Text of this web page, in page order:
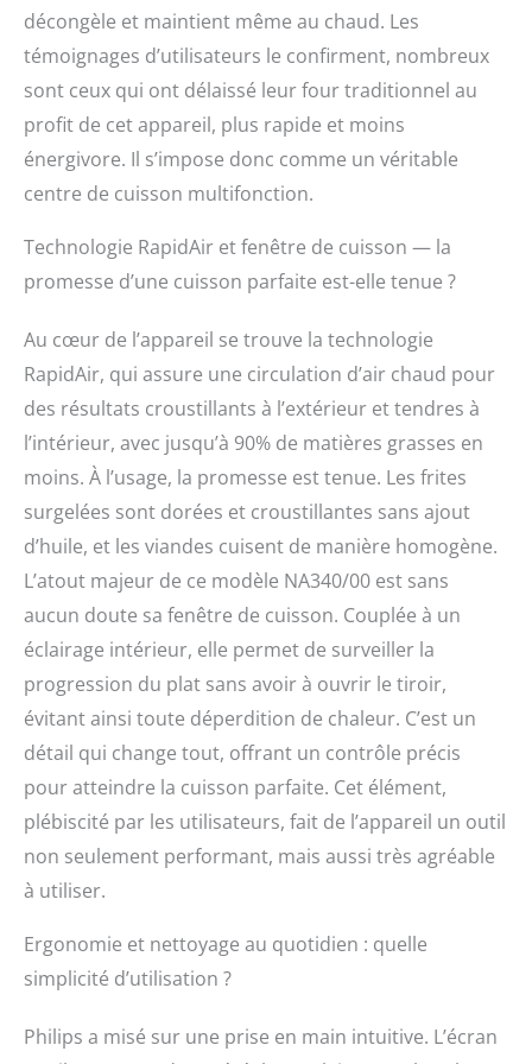
AVEC 90 %¹ DE
MATIÈRES GRASSES EN
goût des aliments frits
et sains : la technologie
RapidAir cuit vos repas
matières grasses en
une texture
croustillante et dorée.
ENCORE PLUS D'IDÉES :
par les nombreuses
recettes Philips HomeID
élaborées par nos chefs
d'utilisateurs
décongèle et maintient même au chaud. Les
témoignages d’utilisateurs le confirment, nombreux
sont ceux qui ont délaissé leur four traditionnel au
profit de cet appareil, plus rapide et moins
énergivore. Il s’impose donc comme un véritable
centre de cuisson multifonction.
Technologie RapidAir et fenêtre de cuisson — la
promesse d’une cuisson parfaite est-elle tenue ?
Au cœur de l’appareil se trouve la technologie
RapidAir, qui assure une circulation d’air chaud pour
des résultats croustillants à l’extérieur et tendres à
l’intérieur, avec jusqu’à 90% de matières grasses en
moins. À l’usage, la promesse est tenue. Les frites
surgelées sont dorées et croustillantes sans ajout
d’huile, et les viandes cuisent de manière homogène.
L’atout majeur de ce modèle NA340/00 est sans
aucun doute sa fenêtre de cuisson. Couplée à un
éclairage intérieur, elle permet de surveiller la
progression du plat sans avoir à ouvrir le tiroir,
évitant ainsi toute déperdition de chaleur. C’est un
détail qui change tout, offrant un contrôle précis
pour atteindre la cuisson parfaite. Cet élément,
plébiscité par les utilisateurs, fait de l’appareil un outil
non seulement performant, mais aussi très agréable
à utiliser.
Ergonomie et nettoyage au quotidien : quelle
simplicité d’utilisation ?
Philips a misé sur une prise en main intuitive. L’écran